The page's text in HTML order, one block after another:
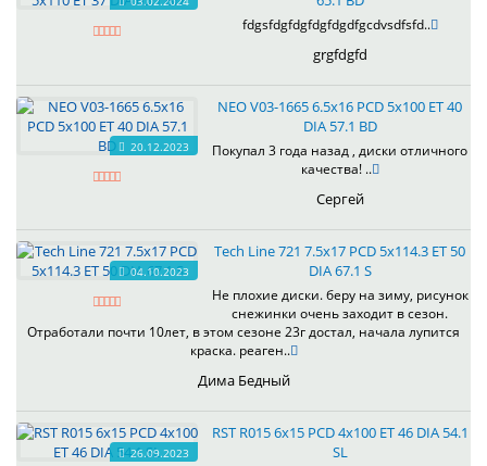
fdgsfdgfdgfdgfdgdfgcdvsdfsfd..
grgfdgfd
20.12.2023
NEO V03-1665 6.5x16 PCD 5x100 ET 40
DIA 57.1 BD
Покупал 3 года назад , диски отличного
качества! ..
Сергей
04.10.2023
Tech Line 721 7.5x17 PCD 5x114.3 ET 50
DIA 67.1 S
Не плохие диски. беру на зиму, рисунок
снежинки очень заходит в сезон.
Отработали почти 10лет, в этом сезоне 23г достал, начала лупится
краска. реаген..
Дима Бедный
26.09.2023
RST R015 6x15 PCD 4x100 ET 46 DIA 54.1
SL